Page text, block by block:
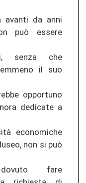
avanti da anni
può essere
senza che
il suo
opportuno
dedicate a
economiche
non si può
fare